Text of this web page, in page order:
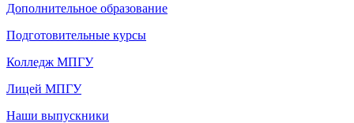
Дополнительное образование
Подготовительные курсы
Колледж МПГУ
Лицей МПГУ
Наши выпускники